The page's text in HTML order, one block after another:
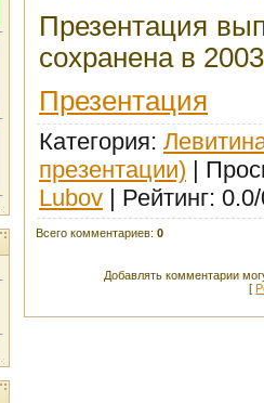
Презентация
сохранена в
Презентация
Категория:
презентации) |
Lubоv | Рейтинг: 0.0/
Всего комментариев: 0
Добавлять комментарии
[